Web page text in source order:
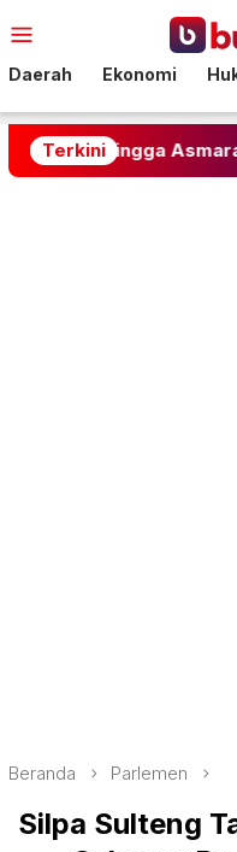
ke
Mobile
Daerah Ekonomi
Terkini
Asmara Penuh
Beranda Parlemen
Silpa Sulteng